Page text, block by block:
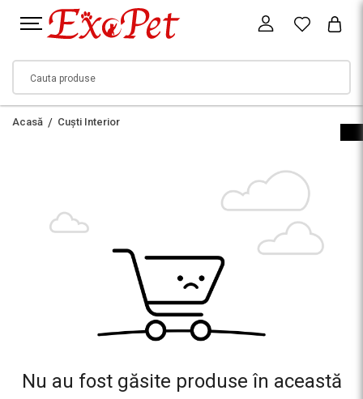
Acasă Cuști Interior
Nu au fost găsite produse în această